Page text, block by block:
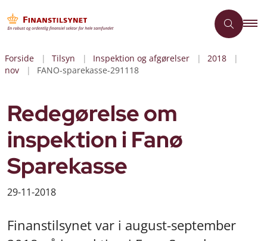
Forside Tilsyn Inspektion og afgørelser
2018
nov
FANO-sparekasse-291118
Redegørelse om
inspektion i Fanø
Sparekasse
29-11-2018
Finanstilsynet var i august-september